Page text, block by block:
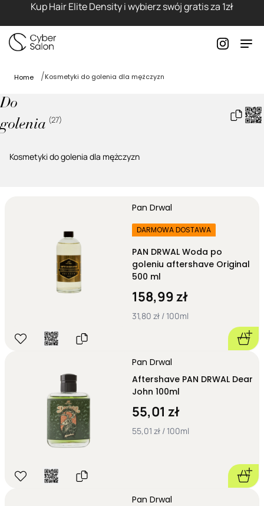
Kup Hair Elite Density i wybierz swój gratis za 1zł
Home Kosmetyki do golenia dla mężczyzn
Do
golenia (27)
Kosmetyki do golenia dla mężczyzn
Pan Drwal
DARMOWA DOSTAWA
PAN DRWAL Woda po
goleniu aftershave Original
500 ml
158,99 zł
31,80 zł / 100ml
Pan Drwal
Aftershave PAN DRWAL Dear
John 100ml
55,01 zł
55,01 zł / 100ml
Pan Drwal